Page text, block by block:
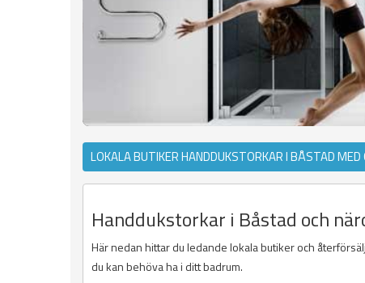
LOKALA BUTIKER HANDDUKSTORKAR I BÅSTAD MED
Handdukstorkar i Båstad och
Här nedan hittar du ledande lokala butiker och
du kan behöva ha i ditt badrum.